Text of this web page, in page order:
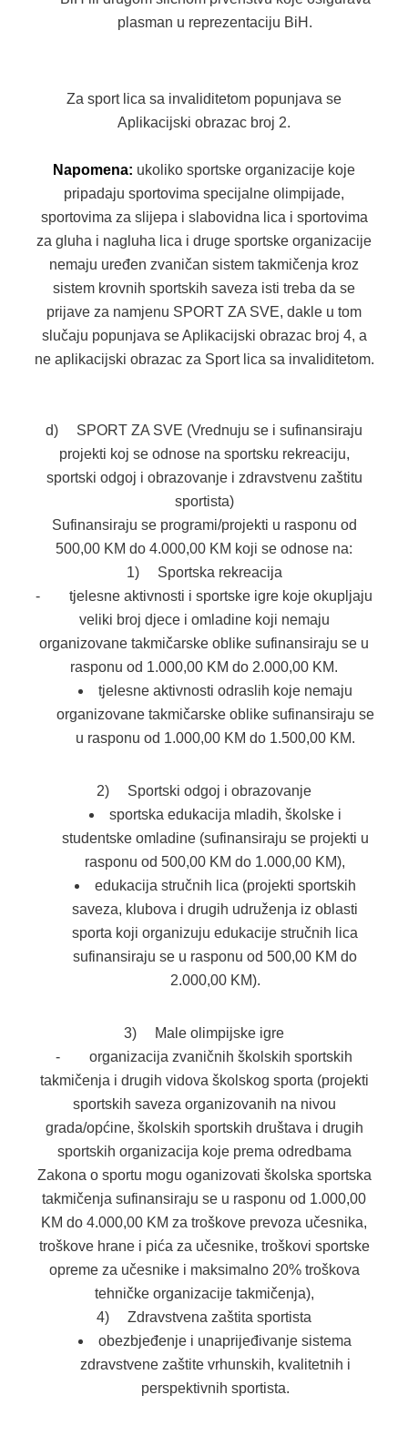
plasman u reprezentaciju BiH.
Za sport lica sa invaliditetom popunjava se
Aplikacijski obrazac broj 2.
Napomena: ukoliko sportske organizacije koje
pripadaju sportovima specijalne olimpijade,
sportovima za slijepa i slabovidna lica i sportovima
za gluha i nagluha lica i druge sportske organizacije
nemaju uređen zvaničan sistem takmičenja kroz
sistem krovnih sportskih saveza isti treba da se
prijave za namjenu SPORT ZA SVE, dakle u tom
slučaju popunjava se Aplikacijski obrazac broj 4, a
ne aplikacijski obrazac za Sport lica sa invaliditetom.
d) SPORT ZA SVE (Vrednuju se i sufinansiraju
projekti koj se odnose na sportsku rekreaciju,
sportski odgoj i obrazovanje i zdravstvenu zaštitu
sportista)
Sufinansiraju se programi/projekti u rasponu od
500,00 KM do 4.000,00 KM koji se odnose na:
1) Sportska rekreacija
- tjelesne aktivnosti i sportske igre koje okupljaju
veliki broj djece i omladine koji nemaju
organizovane takmičarske oblike sufinansiraju se u
rasponu od 1.000,00 KM do 2.000,00 KM.
tjelesne aktivnosti odraslih koje nemaju
organizovane takmičarske oblike sufinansiraju se
u rasponu od 1.000,00 KM do 1.500,00 KM.
2) Sportski odgoj i obrazovanje
sportska edukacija mladih, školske i
studentske omladine (sufinansiraju se projekti u
rasponu od 500,00 KM do 1.000,00 KM),
edukacija stručnih lica (projekti sportskih
saveza, klubova i drugih udruženja iz oblasti
sporta koji organizuju edukacije stručnih lica
sufinansiraju se u rasponu od 500,00 KM do
2.000,00 KM).
3) Male olimpijske igre
- organizacija zvaničnih školskih sportskih
takmičenja i drugih vidova školskog sporta (projekti
sportskih saveza organizovanih na nivou
grada/općine, školskih sportskih društava i drugih
sportskih organizacija koje prema odredbama
Zakona o sportu mogu oganizovati školska sportska
takmičenja sufinansiraju se u rasponu od 1.000,00
KM do 4.000,00 KM za troškove prevoza učesnika,
troškove hrane i pića za učesnike, troškovi sportske
opreme za učesnike i maksimalno 20% troškova
tehničke organizacije takmičenja),
4) Zdravstvena zaštita sportista
obezbjeđenje i unaprijeđivanje sistema
zdravstvene zaštite vrhunskih, kvalitetnih i
perspektivnih sportista.